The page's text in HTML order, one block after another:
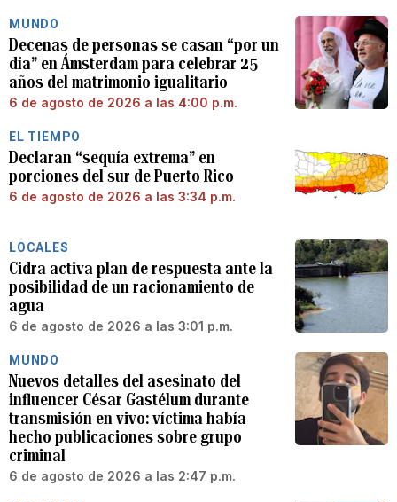
MUNDO
Decenas de personas se casan “por un
día” en Ámsterdam para celebrar 25
años del matrimonio igualitario
6 de agosto de 2026 a las 4:00 p.m.
EL TIEMPO
Declaran “sequía extrema” en
porciones del sur de Puerto Rico
6 de agosto de 2026 a las 3:34 p.m.
LOCALES
Cidra activa plan de respuesta ante la
posibilidad de un racionamiento de
agua
6 de agosto de 2026 a las 3:01 p.m.
MUNDO
Nuevos detalles del asesinato del
influencer César Gastélum durante
transmisión en vivo: víctima había
hecho publicaciones sobre grupo
criminal
6 de agosto de 2026 a las 2:47 p.m.